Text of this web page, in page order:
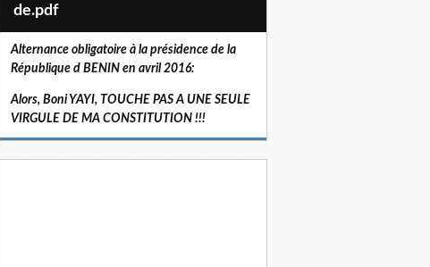
de.pdf
Alternance obligatoire à la présidence de la
République d BENIN en avril 2016:
Alors, Boni YAYI, TOUCHE PAS A UNE SEULE
VIRGULE DE MA CONSTITUTION !!!